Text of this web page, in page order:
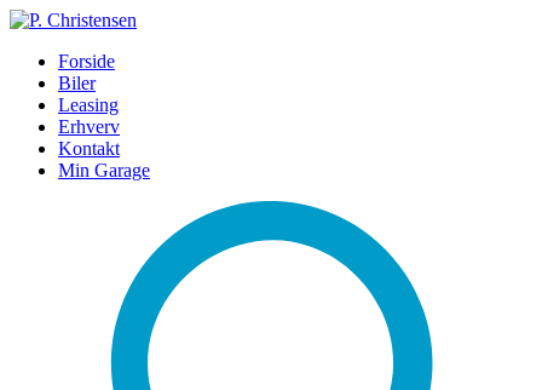
Forside
Biler
Leasing
Erhverv
Kontakt
Min Garage